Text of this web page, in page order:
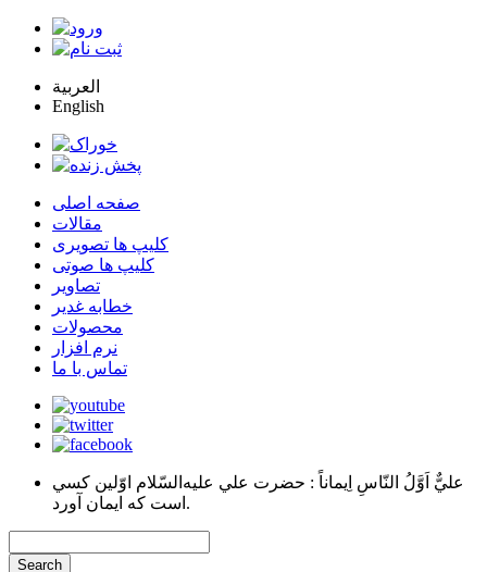
العربية
English
صفحه اصلی
مقالات
کلیپ ها تصویری
کلیپ ها صوتی
تصاویر
خطابه غدیر
محصولات
نرم افزار
تماس با ما
عليٌّ اَوَّلُ النّاسِ اِيماناً : حضرت علي عليه‌السّلام اوّلين كسي
است كه ايمان آورد.